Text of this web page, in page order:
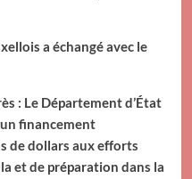
a échangé avec le
: Le Département d’État
financement
de dollars aux efforts
et de préparation dans la